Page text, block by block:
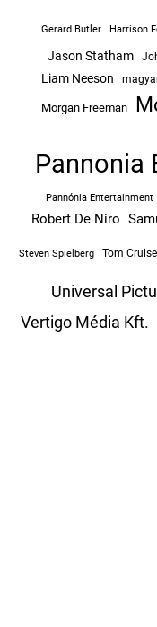
Gerard Butler Harrison
Jason Statham
Liam Neeson
Morgan Freeman
Pannonia
Pannónia Entertainment
Robert De Niro
Steven Spielberg Tom Cruise
Universal
Vertigo Média Kft.